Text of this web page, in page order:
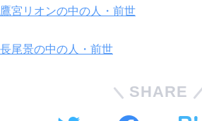
鷹宮リオンの中の人・前世
長尾景の中の人・前世
SHARE